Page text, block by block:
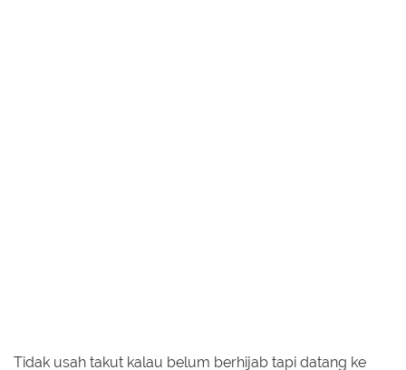
Tidak usah takut kalau belum berhijab tapi datang ke